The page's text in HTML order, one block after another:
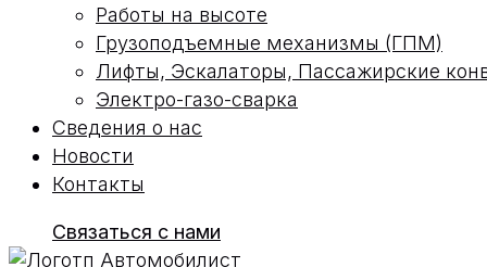
Работы на высоте
Грузоподъемные механизмы (ГПМ)
Лифты, Эскалаторы, Пассажирские
Электро-газо-сварка
Сведения о нас
Новости
Контакты
Связаться с нами